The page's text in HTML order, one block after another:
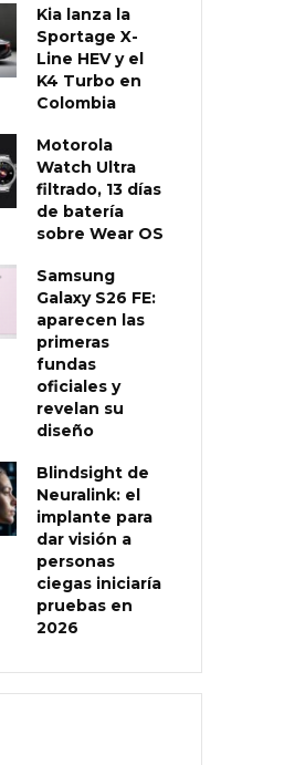
Kia lanza la
Sportage X-
Line HEV y el
K4 Turbo en
Colombia
Motorola
Watch Ultra
filtrado, 13 días
de batería
sobre Wear OS
Samsung
Galaxy S26 FE:
aparecen las
primeras
fundas
oficiales y
revelan su
diseño
Blindsight de
Neuralink: el
implante para
dar visión a
personas
ciegas iniciaría
pruebas en
2026